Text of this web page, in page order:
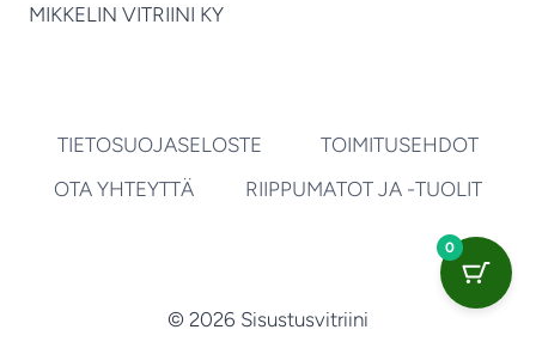
MIKKELIN VITRIINI KY
TIETOSUOJASELOSTE
TOIMITUSEHDOT
OTA YHTEYTTÄ
RIIPPUMATOT JA -TUOLIT
© 2026 Sisustusvitriini
0